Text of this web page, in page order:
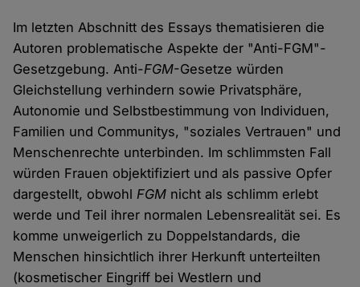
Im letzten Abschnitt des Essays thematisieren die
Autoren problematische Aspekte der "Anti-FGM"-
Gesetzgebung. Anti-FGM-Gesetze würden
Gleichstellung verhindern sowie Privatsphäre,
Autonomie und Selbstbestimmung von Individuen,
Familien und Communitys, "soziales Vertrauen" und
Menschenrechte unterbinden. Im schlimmsten Fall
würden Frauen objektifiziert und als passive Opfer
dargestellt, obwohlFGM nicht als schlimm erlebt
werde und Teil ihrer normalen Lebensrealität sei. Es
komme unweigerlich zu Doppelstandards, die
Menschen hinsichtlich ihrer Herkunft unterteilten
(kosmetischer Eingriff bei Westlern und